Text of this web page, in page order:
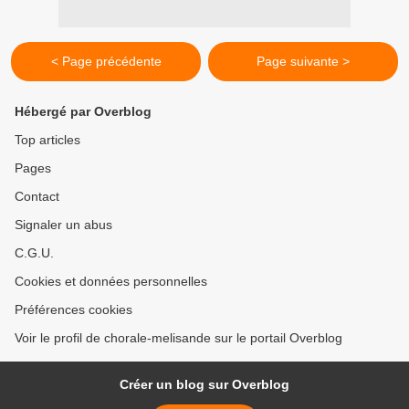
< Page précédente Page suivante >
Hébergé par Overblog
Top articles
Pages
Contact
Signaler un abus
C.G.U.
Cookies et données personnelles
Préférences cookies
Voir le profil de chorale-melisande sur le portail Overblog
Créer un blog sur Overblog